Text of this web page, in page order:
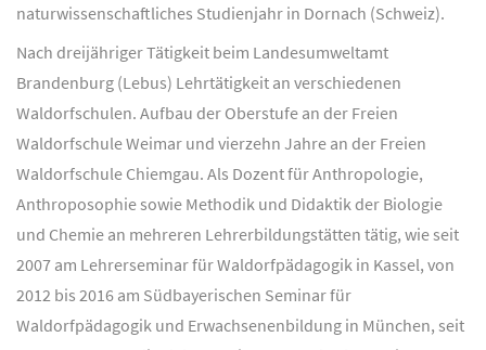
naturwissenschaftliches Studienjahr in Dornach (Schweiz).
Nach dreijähriger Tätigkeit beim Landesumweltamt
Brandenburg (Lebus) Lehrtätigkeit an verschiedenen
Waldorfschulen. Aufbau der Oberstufe an der Freien
Waldorfschule Weimar und vierzehn Jahre an der Freien
Waldorfschule Chiemgau. Als Dozent für Anthropologie,
Anthroposophie sowie Methodik und Didaktik der Biologie
und Chemie an mehreren Lehrerbildungstätten tätig, wie seit
2007 am Lehrerseminar für Waldorfpädagogik in Kassel, von
2012 bis 2016 am Südbayerischen Seminar für
Waldorfpädagogik und Erwachsenenbildung in München, seit